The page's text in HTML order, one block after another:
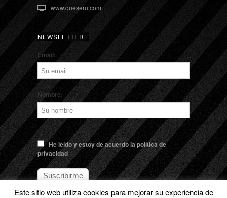
www.queseru.com
NEWSLETTER
Email:
Nombre:
He leído y estoy de acuerdo la política de
privacidad
Este sitio web utiliza cookies para mejorar su experiencia de